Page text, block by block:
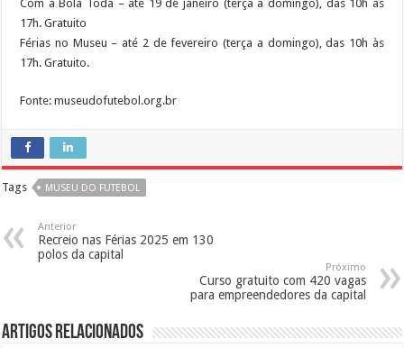
Com a Bola Toda – até 19 de janeiro (terça a domingo), das 10h às
17h. Gratuito
Férias no Museu – até 2 de fevereiro (terça a domingo), das 10h às
17h. Gratuito.
Fonte: museudofutebol.org.br
Tags MUSEU DO FUTEBOL
Anterior
Recreio nas Férias 2025 em 130
polos da capital
Próximo
Curso gratuito com 420 vagas
para empreendedores da capital
Artigos Relacionados